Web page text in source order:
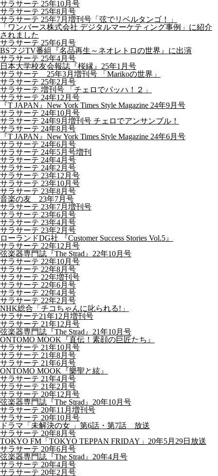
サラサーテ 25年10月号
サラサーテ 25年8月号
サラサーテ 25年7月増刊号「弦でリベルタンゴ！」
「ワンバース株式会社 デジタルマーケティング事例」に紹介
されました
サラサーテ 25年6月号
BSフジTV番組『名品再生～ネオレトロの世界』に出演
サラサーテ 25年4月号
日本大学校友会報誌『桜縁』25年1月号
サラサーテ 25年3月増刊号 「Marikoの世界」
サラサーテ 25年2月号
サラサーテ 増刊号 「チェロでバッハ！２」
サラサーテ 24年12月号
『T JAPAN』New York Times Style Magazine 24年9月号
サラサーテ 24年10月号
サラサーテ 24年9月増刊号 チェロでアンサンブル！
サラサーテ 24年8月号
『T JAPAN』New York Times Style Magazine 24年6月号
サラサーテ 24年6月号
サラサーテ 24年5月号増刊
サラサーテ 24年4月号
サラサーテ 24年2月号
サラサーテ 23年12月号
サラサーテ 23年10月号
サラサーテ 23年8月号
音楽の友 23年7月号
サラサーテ 23年7月増刊号
サラサーテ 23年6月号
サラサーテ 23年4月号
サラサーテ 23年2月号
ローランドDG社 『Customer Success Stories Vol.5』
サラサーテ 22年12月号
弦楽器専門誌『The Strad』22年10月号
サラサーテ 22年10月号
サラサーテ 22年8月号
サラサーテ 22年増刊号
サラサーテ 22年6月号
サラサーテ 22年4月号
サラサーテ 22年2月号
NHK総合「チコちゃんに叱られる!」
サラサーテ21年12月増刊号
サラサーテ 21年12月号
弦楽器専門誌『The Strad』21年10月号
ONTOMO MOOK『直伝！素顔の巨匠たち』
サラサーテ 21年10月号
サラサーテ 21年8月号
サラサーテ 21年6月号
ONTOMO MOOK『樂聖と絃』
サラサーテ 21年4月号
サラサーテ 21年2月号
サラサーテ 20年12月号
弦楽器専門誌『The Strad』20年10月号
サラサーテ 20年11月増刊号
サラサーテ 20年10月号
ドラマ「未解決の女 」第6話・第7話 放送
サラサーテ 20年8月号
TOKYO FM「TOKYO TEPPAN FRIDAY」20年5月29日放送
サラサーテ 20年6月号
弦楽器専門誌『The Strad』20年4月号
サラサーテ 20年4月号
サラサーテ 20年2月号